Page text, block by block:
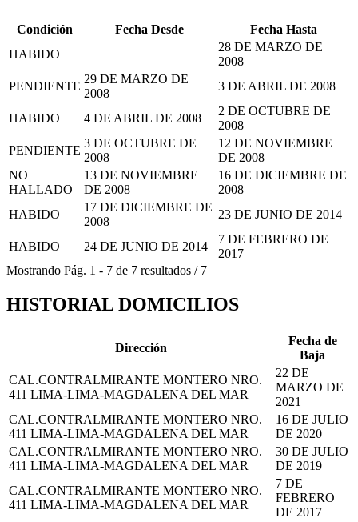
Condición Fecha Desde
Fecha Hasta
HABIDO
28 DE MARZO DE
2008
PENDIENTE
29 DE MARZO DE
2008
3 DE ABRIL DE 2008
HABIDO 4 DE ABRIL DE 2008
2 DE OCTUBRE DE
2008
PENDIENTE
3 DE OCTUBRE DE
2008
12 DE NOVIEMBRE
DE 2008
NO
HALLADO
13 DE NOVIEMBRE
DE 2008
16 DE DICIEMBRE DE
2008
HABIDO
17 DE DICIEMBRE DE
2008
23 DE JUNIO DE 2014
HABIDO 24 DE JUNIO DE 2014
7 DE FEBRERO DE
2017
Mostrando Pág. 1 - 7 de 7 resultados / 7
HISTORIAL DOMICILIOS
Dirección
Fecha de
Baja
CAL.CONTRALMIRANTE MONTERO NRO.
411 LIMA-LIMA-MAGDALENA DEL MAR
22 DE
MARZO DE
2021
CAL.CONTRALMIRANTE MONTERO NRO.
411 LIMA-LIMA-MAGDALENA DEL MAR
16 DE JULIO
DE 2020
CAL.CONTRALMIRANTE MONTERO NRO.
411 LIMA-LIMA-MAGDALENA DEL MAR
30 DE JULIO
DE 2019
CAL.CONTRALMIRANTE MONTERO NRO.
411 LIMA-LIMA-MAGDALENA DEL MAR
7 DE
FEBRERO
DE 2017